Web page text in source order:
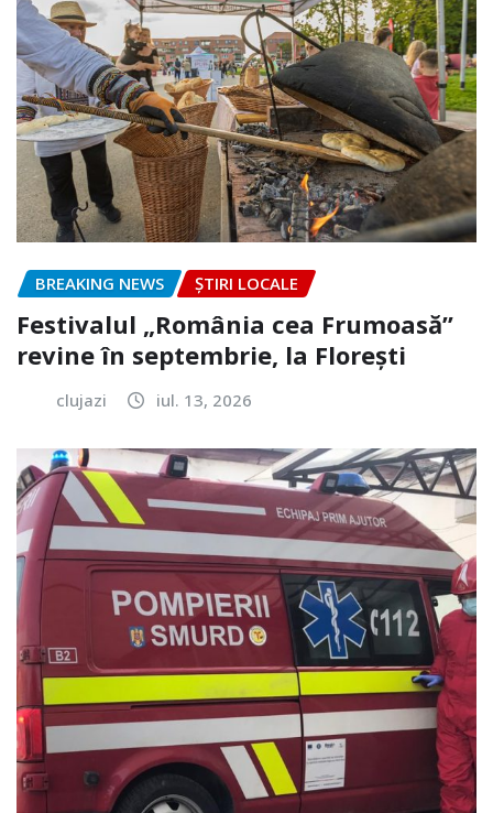
BREAKING NEWS ȘTIRI LOCALE
Festivalul „România cea Frumoasă”
revine în septembrie, la Florești
clujazi iul. 13, 2026